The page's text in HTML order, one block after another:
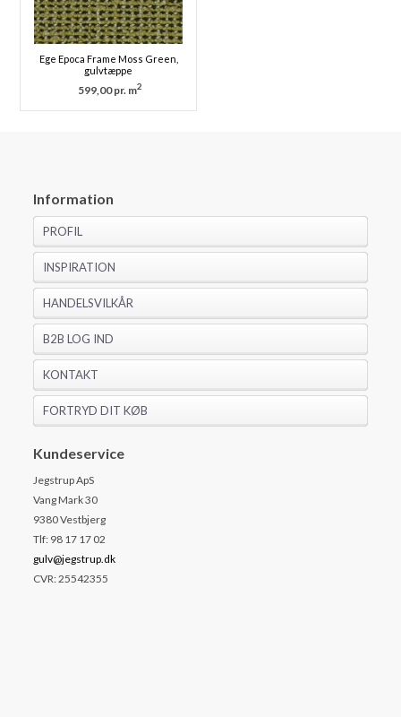
Ege Epoca Frame Moss Green,
gulvtæppe
599,00 pr. m2
Information
PROFIL
INSPIRATION
HANDELSVILKÅR
B2B LOG IND
KONTAKT
FORTRYD DIT KØB
Kundeservice
Jegstrup ApS
Vang Mark 30
9380 Vestbjerg
Tlf: 98 17 17 02
gulv@jegstrup.dk
CVR: 25542355